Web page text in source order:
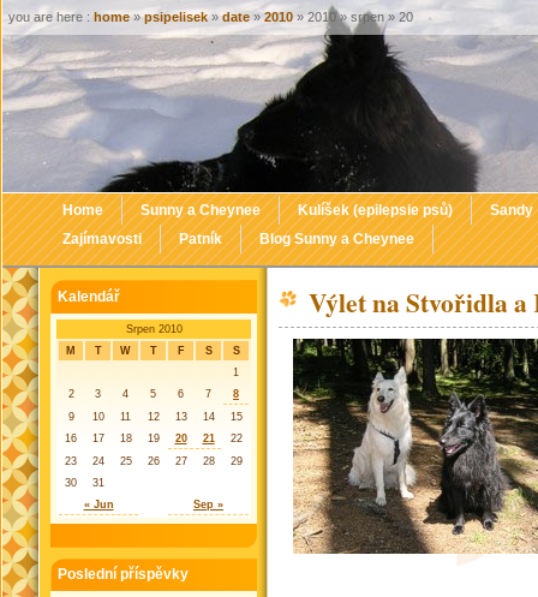
Home Sunny a Cheynee Kulíšek (epilepsie psů)
Sandy
Zajímavosti
Patník Blog Sunny a Cheynee
Výlet na Stvořidla
Kalendář
Srpen 2010
M
T W T F S S
« Jun Sep »
1
2
3 4 5 6 7
8
9
10 11 12 13 14
15
16
17 18 19 20 21
22
23
24 25 26 27 28
29
30
31
Poslední příspěvky
you are here : home »psipelisek»date »2010 » 2010 » srpen » 20